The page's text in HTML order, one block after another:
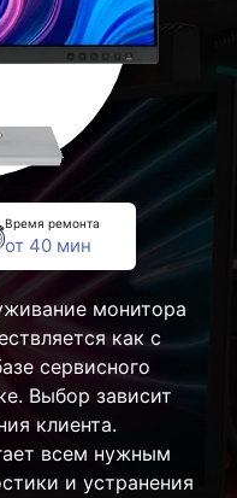
Время ремонта
от 40 мин
монитора
как с
сервисного
Выбор зависит
клиента.
всем нужным
и устранения